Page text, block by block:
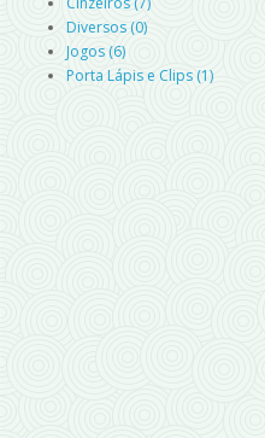
Diversos (0)
Jogos (6)
Porta Lápis e Clips (1)